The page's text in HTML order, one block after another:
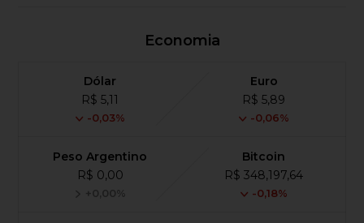
Economia
Dólar
R$ 5,11
-0,03%
Euro
R$ 5,89
-0,06%
Peso Argentino
R$ 0,00
+0,00%
Bitcoin
R$ 348,197,64
-0,18%